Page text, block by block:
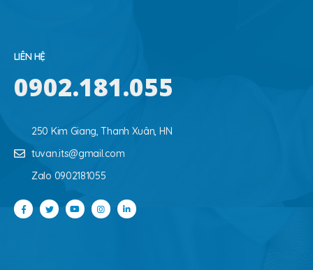
LIÊN HỆ
0902.181.055
250 Kim Giang, Thanh Xuân, HN
tuvan.its@gmail.com
Zalo 0902181055